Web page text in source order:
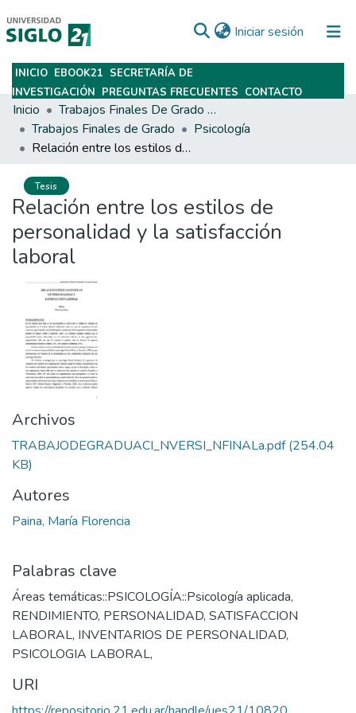
Iniciar sesión (current)
Subir
INICIO EBOOK21 SECRETARÍA DE
INVESTIGACIÓN PREGUNTAS FRECUENTES CONTACTO
Inicio
Trabajos Finales De Grado Y Posgrado
Trabajos Finales de Grado
Psicología
Relación entre los estilos de personalidad y la satisfacción laboral
Tesis
Relación entre los estilos de
personalidad y la satisfacción
laboral
Archivos
TRABAJODEGRADUACI_NVERSI_NFINALa.pdf(254.04
KB)
Autores
Paina, María Florencia
Palabras clave
Áreas temáticas::PSICOLOGÍA::Psicología aplicada,
RENDIMIENTO, PERSONALIDAD, SATISFACCION
LABORAL, INVENTARIOS DE PERSONALIDAD,
PSICOLOGIA LABORAL,
URI